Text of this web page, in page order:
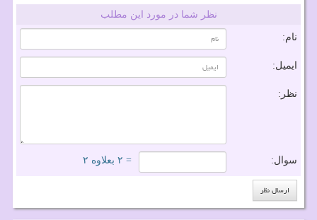
نظر شما در مورد این مطلب
نام:
ایمیل:
نظر:
سوال: = ۲ بعلاوه ۲